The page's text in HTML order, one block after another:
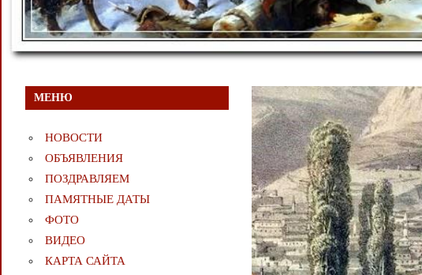
МЕНЮ
НОВОСТИ
ОБЪЯВЛЕНИЯ
ПОЗДРАВЛЯЕМ
ПАМЯТНЫЕ ДАТЫ
ФОТО
ВИДЕО
КАРТА САЙТА